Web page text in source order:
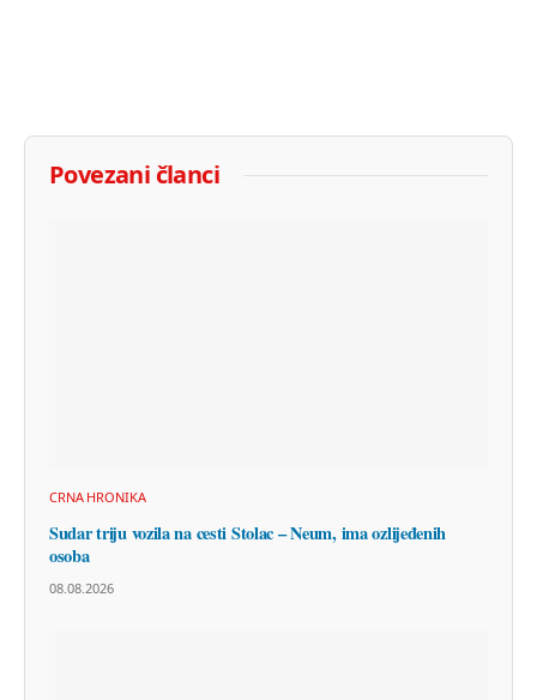
Povezani članci
CRNA HRONIKA
Sudar triju vozila na cesti Stolac – Neum, ima ozlijeđenih
osoba
08.08.2026